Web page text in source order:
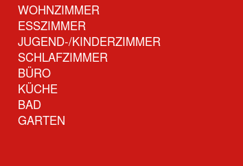
WOHNZIMMER
ESSZIMMER
JUGEND-/KINDERZIMMER
SCHLAFZIMMER
BÜRO
KÜCHE
BAD
GARTEN